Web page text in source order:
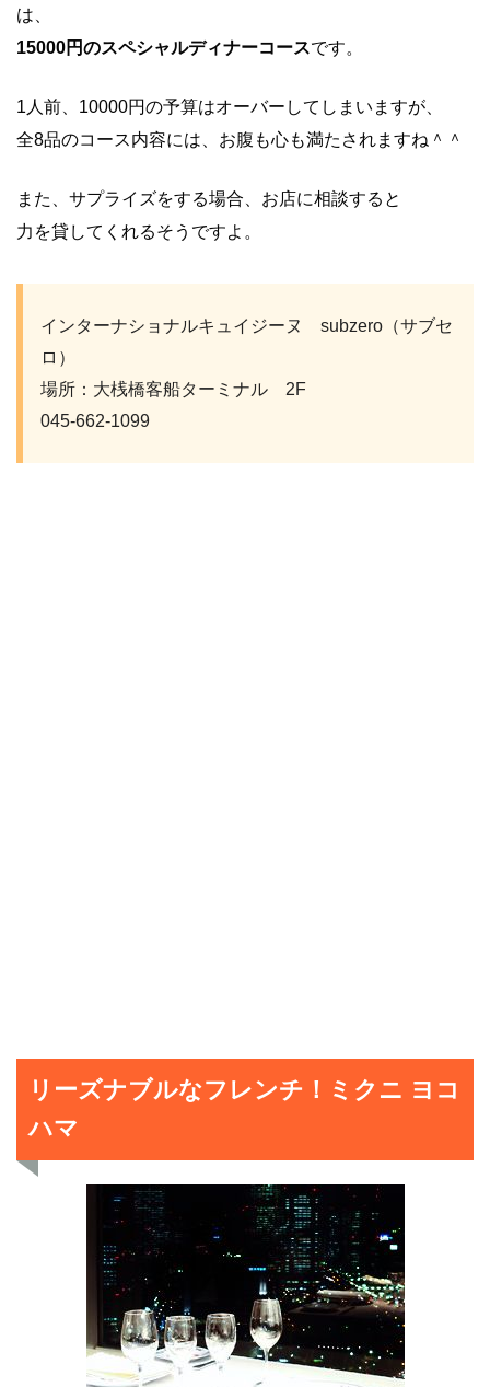
は、
15000円のスペシャルディナーコースです。
1人前、10000円の予算はオーバーしてしまいますが、
全8品のコース内容には、お腹も心も満たされますね＾＾
また、サプライズをする場合、お店に相談すると
力を貸してくれるそうですよ。
インターナショナルキュイジーヌ subzero（サブセ
ロ）
場所：大桟橋客船ターミナル 2F
045-662-1099
リーズナブルなフレンチ！ミクニ ヨコ
ハマ